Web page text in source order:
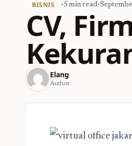
BISNIS •5 min read•
CV,
Elang
Author